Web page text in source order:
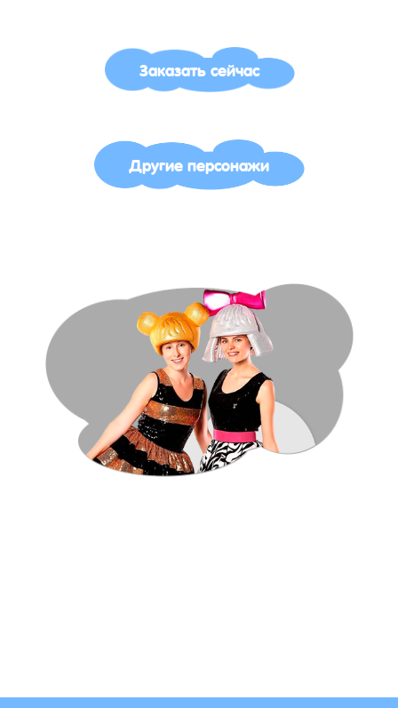
Заказать сейчас
Другие персонажи